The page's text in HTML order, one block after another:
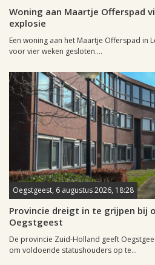
Woning aan Maartje Offerspad
explosie
Een woning aan het Maartje Offerspad in
voor vier weken gesloten....
Oegstgeest, 6 augustus 2026, 18:28
Provincie dreigt in te grijpen bij
Oegstgeest
De provincie Zuid-Holland geeft
om voldoende statushouders op te...